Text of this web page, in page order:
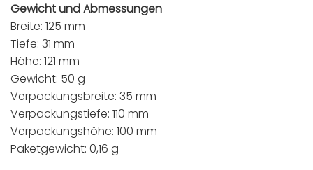
Gewicht und Abmessungen
Breite: 125 mm
Tiefe: 31 mm
Höhe: 121 mm
Gewicht: 50 g
Verpackungsbreite: 35 mm
Verpackungstiefe: 110 mm
Verpackungshöhe: 100 mm
Paketgewicht: 0,16 g